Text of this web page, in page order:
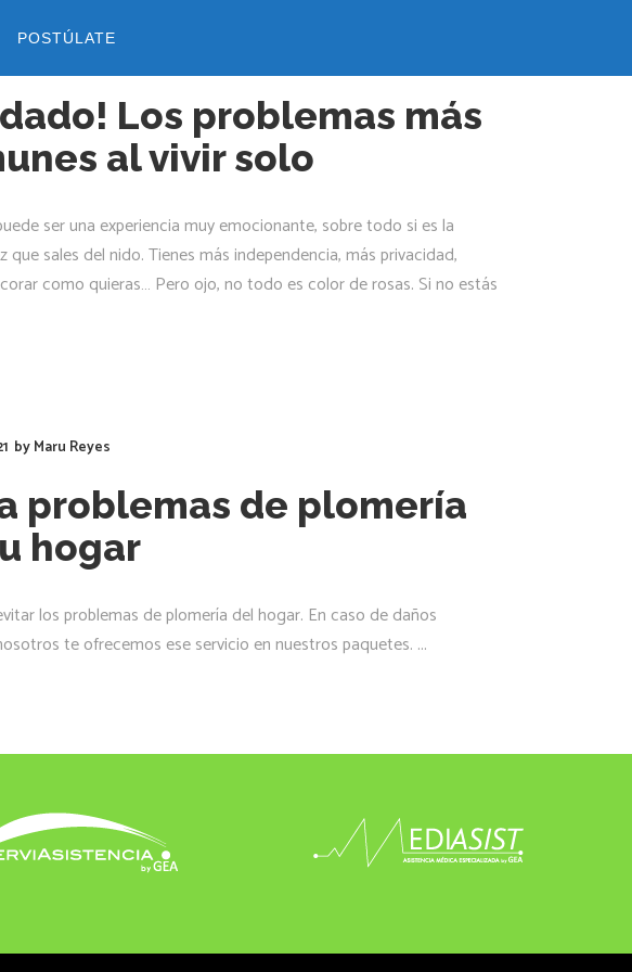
POSTÚLATE
Los problemas más
al vivir solo
ser una experiencia muy emocionante, sobre todo si es la
que sales del nido. Tienes más independencia, más privacidad,
como quieras… Pero ojo, no todo es color de rosas. Si no estás
byMaru Reyes
problemas de plomería
hogar
los problemas de plomería del hogar. En caso de daños
te ofrecemos ese servicio en nuestros paquetes.